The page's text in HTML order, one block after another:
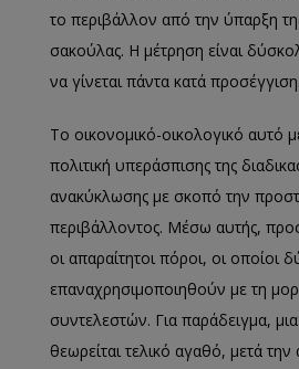
το περιβάλλον από την ύπαρξη
σακούλας. Η μέτρηση είναι
να γίνεται πάντα κατά προσέγγιση.
Το οικονομικό-οικολογικό αυτό
πολιτική υπεράσπισης της
ανακύκλωσης με σκοπό την
περιβάλλοντος. Μέσω αυτής,
οι απαραίτητοι πόροι, οι οποίοι
επαναχρησιμοποιηθούν με τη
συντελεστών. Για παράδειγμα,
θεωρείται τελικό αγαθό, μετά